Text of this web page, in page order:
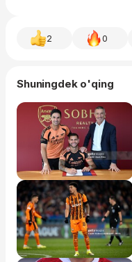
2 0
Shuningdek o'qing